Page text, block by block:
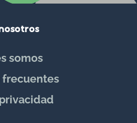
somos
frecuentes